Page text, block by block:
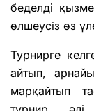
беделді
өлшеусіз өз
Турнирге
айтып,
марқайтып